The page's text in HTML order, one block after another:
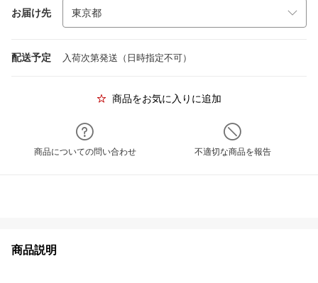
お届け先
配送予定 入荷次第発送（日時指定不可）
商品をお気に入りに追加
商品についての問い合わせ 不適切な商品を報告
商品説明